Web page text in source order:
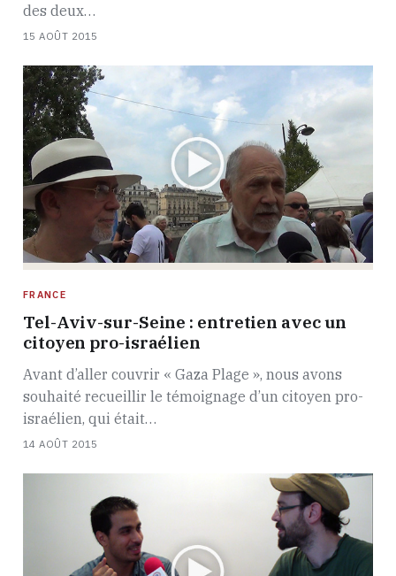
des deux…
15 AOÛT 2015
FRANCE
Tel-Aviv-sur-Seine : entretien avec un
citoyen pro-israélien
Avant d’aller couvrir « Gaza Plage », nous avons
souhaité recueillir le témoignage d’un citoyen pro-
israélien, qui était…
14 AOÛT 2015